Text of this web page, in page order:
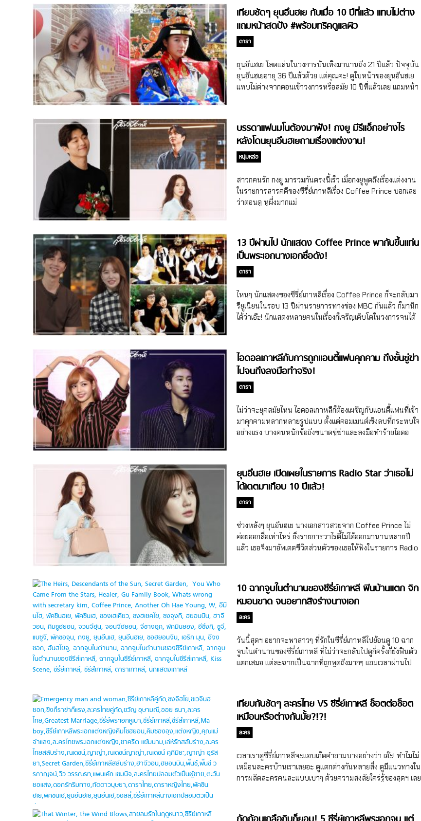
เฉพาะรายการ Stars Top Recipe at Fun-Staurant ยุ
นอึนฮเยถือว่าเป็นแขกรับเชิญประจำรายการไปแล้ว เพราะยุ
นอึนฮเยโชว์เสน่ห์ปลายจวักจนทำให้หลายๆ คนชื่นชมในเรื่อง
ฝีมือการทำอาหารของเธอ จากรายการ Stars Top Recipe at
Fun-Staurant หลายๆ คนก็พอจะรู้อยู่แล้วว่ายุนอึนฮเยอาศัยอยู่
บ้านหลังเดียวกับผู้จัดการ และทำงานด้วยกันมานานเกิน 10 ปี
แล้ว ทั้งคู่เลยจับมือกันไปออกรายการ Omniscient Interfering
View รายการเปิดเผยการทำงานของผู้จัดการส่วนตัวดารา ยุ
BLACKPINK เพราะแฟนๆ ขอให้ยุนอึนฮเยเต้นคัฟเวอร์ ซึ่ง
เป็นการมาเต้นในรอบ 12 ปี พอยุนอึนฮเยได้เรียนท่าเต้นเพลง
Lovesick Girls เธอก็สามารถทำท่าและจัดระเบียบร่างกายได้ดี
เธอกล่าวคำชมให้กับตัวเอง และคุณครูก็ชมว่าเธอเต้นได้ดี ก่อนที่
ยุนอึนฮเยจะเล่าว่าตัวเองเคยจำท่าเต้นทั้งหมดได้ภายใน […]
เทียบชัดๆ ยุนอึนฮเย กับเมื่อ 10 ปีที่แล้ว แทบไม่ต่าง
แถมหน้าสดปัง #พร้อมทริคดูแลผิว
ดารา
ยุนอึนฮเย โลดแล่นในวงการบันเทิงมานานถึง 21 ปีแล้ว ปัจจุบัน
ยุนอึนฮเยอายุ 36 ปีแล้วด้วย แต่คุณคะ! ดูใบหน้าของยุนอึนฮเย
แทบไม่ต่างจากตอนเข้าวงการหรือสมัย 10 ปีที่แล้วเลย แถมหน้า
บรรดาแฟนมโนต้องมาฟัง! กงยู มีรีแอ็กอย่างไร
หลังโดนยุนอึนฮเยถามเรื่องแต่งงาน!
หนุ่มหล่อ
สาวกคนรัก กงยู มารวมกันตรงนี้เร็ว เมื่อกงยูพูดถึงเรื่องแต่งงาน
ในรายการสารคดีของซีรี่ย์เกาหลีเรื่อง Coffee Prince บอกเลย
ว่าตอนดู หูผึ่งมากแม่
13 ปีผ่านไป นักแสดง Coffee Prince พากันขึ้นแท่น
เป็นพระเอกนางเอกชื่อดัง!
ดารา
ไหนๆ นักแสดงของซีรี่ย์เกาหลีเรื่อง Coffee Prince ก็จะกลับมา
รียูเนียนในรอบ 13 ปีผ่านรายการทางช่อง MBC กันแล้ว ก็มานึก
ได้ว่าเอ๊ะ! นักแสดงหลายคนในเรื่องก็เจริญเติบโตในวงการจนได้
ไอดอลเกาหลีกับการถูกแอนตี้แฟนคุกคาม ถึงขั้นขู่ฆ่า
ไปจนถึงลงมือทำจริง!
ดารา
ไม่ว่าจะยุคสมัยไหน ไอดอลเกาหลีก็ต้องเผชิญกับแอนตี้แฟนที่เข้า
มาคุกคามหลากหลายรูปแบบ ตั้งแต่คอมเมนต์เชิงลบที่กระทบใจ
อย่างแรง บางคนหนักข้อถึงขนาดขู่ฆ่าและลงมือทำร้ายไอดอ
ยุนอึนฮเย เปิดเผยในรายการ Radio Star ว่าเธอไม่
ได้เดตมาเกือบ 10 ปีแล้ว!
ดารา
ช่วงหลังๆ ยุนอึนฮเย นางเอกสาวสวยจาก Coffee Prince ไม่
ค่อยออกสื่อเท่าไหร่ ยิ่งรายการวาไรตี้ไม่ได้ออกมานานหลายปี
แล้ว เธอจึงมาอัพเดตชีวิตส่วนตัวของเธอให้ฟังในรายการ Radio
10 ฉากจูบในตำนานของซีรี่ย์เกาหลี ฟินบ้านแตก จิก
หมอนขาด จนอยากสิงร่างนางเอก
ละคร
วันนี้สุดฯ อยากจะพาสาวๆ ที่รักในซีรี่ย์เกาหลีไปย้อนดู 10 ฉาก
จูบในตำนานของซีรี่ย์เกาหลี ที่ไม่ว่าจะกลับไปดูกี่ครั้งก็ยังฟินตัว
แตกเสมอ แต่ละฉากเป็นฉากที่ถูกพูดถึงมากๆ แถมเวลาผ่านไป
เพราะฟินม้วกกก)
เทียบกันชัดๆ ละครไทย VS ซีรี่ย์เกาหลี ช็อตต่อช็อต
เหมือนหรือต่างกันมั้ย?!?!
ละคร
เวลาเราดูซีรี่ย์เกาหลีจะแอบเกิดคำถามบางอย่างว่า เอ๊ะ! ทำไมไม่
เหมือนละครบ้านเราเลยอะ ดูแตกต่างกันหลายสิ่ง ดูมีแนวทางใน
การผลิตละครคนละแบบเบาๆ ด้วยความสงสัยใคร่รู้ของสุดฯ เลย